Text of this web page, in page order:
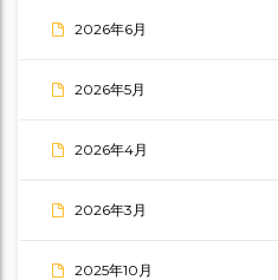
2026年6月
2026年5月
2026年4月
2026年3月
2025年10月